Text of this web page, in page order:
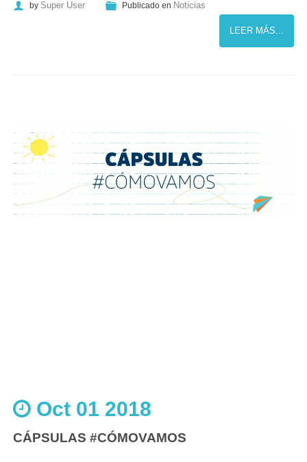
by Super User Publicado en Noticias
LEER MÁS...
Oct 01 2018
CÁPSULAS #CÓMOVAMOS